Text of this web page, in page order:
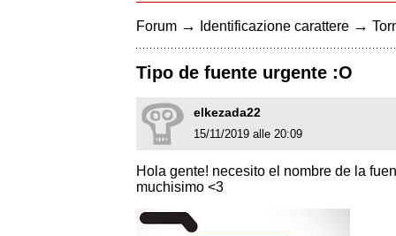
Forum → Identificazione carattere →
Tipo de fuente urgente :O
elkezada22
15/11/2019 alle 20:09
Hola gente! necesito el nombre de la
muchisimo <3